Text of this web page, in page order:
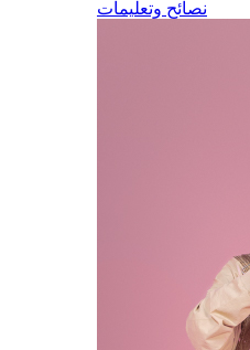
نصائح وتعليمات